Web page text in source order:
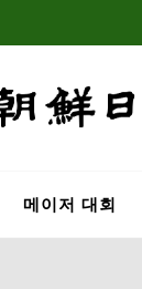
메이저 대회